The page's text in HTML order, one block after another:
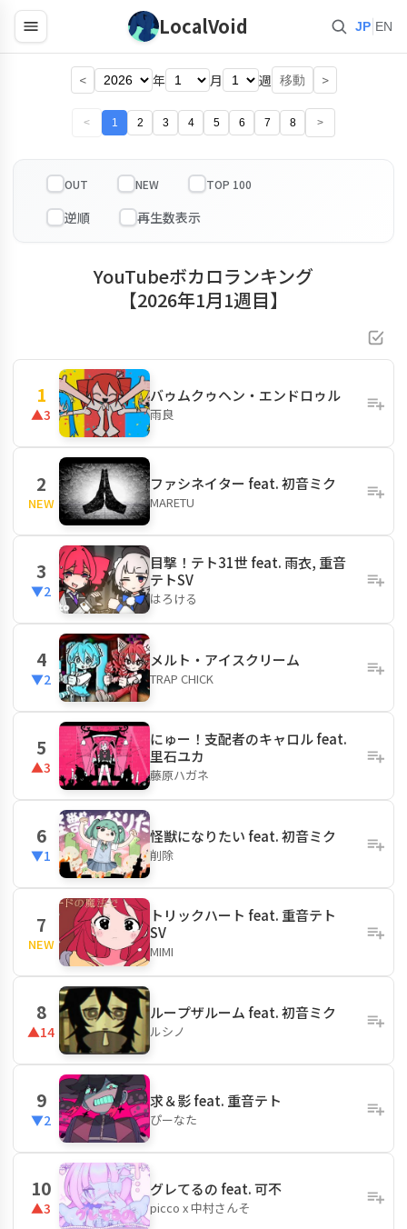
LocalVoid JP EN
< 年 月 週 移動 >
< 1 2 3 4 5 6 7 8 >
OUT NEW TOP 100
YouTubeボカロランキング
【2026年1月1週目】
1
▲3
バゥムクゥヘン・エンドロゥル
雨良
2
NEW
ファシネイター feat. 初音ミク
MARETU
3
▼2
目撃！テト31世 feat. 雨衣, 重音
テトSV
はろける
4
▼2
メルト・アイスクリーム
TRAP CHICK
5
▲3
にゅー！支配者のキャロル feat.
里石ユカ
藤原ハガネ
6
▼1
怪獣になりたい feat. 初音ミク
削除
7
NEW
トリックハート feat. 重音テト
SV
MIMI
8
▲14
ループザルーム feat. 初音ミク
ルシノ
9
▼2
求＆影 feat. 重音テト
ぴーなた
10
▲3
グレてるの feat. 可不
picco x 中村さんそ